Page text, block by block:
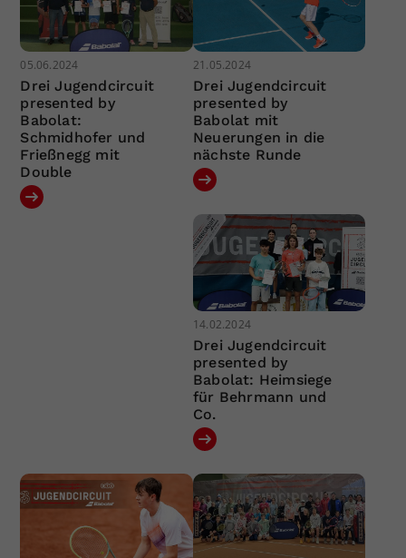
05.06.2024
Drei Jugendcircuit
presented by
Babolat:
Schmidhofer und
Frießnegg mit
Double
21.05.2024
Drei Jugendcircuit
presented by
Babolat mit
Neuerungen in die
nächste Runde
14.02.2024
Drei Jugendcircuit
presented by
Babolat: Heimsiege
für Behrmann und
Co.